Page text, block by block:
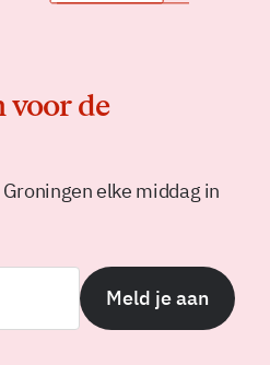
voor de
elke middag in
Meld je aan